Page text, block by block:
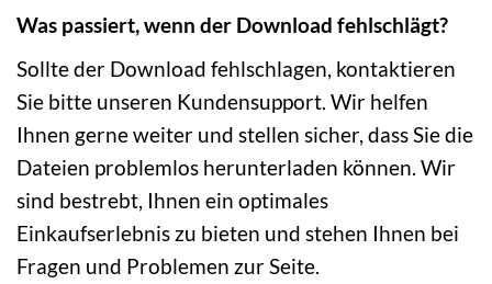
Was passiert, wenn der Download fehlschlägt?
Sollte der Download fehlschlagen, kontaktieren
Sie bitte unseren Kundensupport. Wir helfen
Ihnen gerne weiter und stellen sicher, dass Sie die
Dateien problemlos herunterladen können. Wir
sind bestrebt, Ihnen ein optimales
Einkaufserlebnis zu bieten und stehen Ihnen bei
Fragen und Problemen zur Seite.